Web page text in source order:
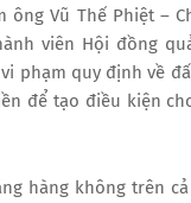
ông Vũ Thế Phiệt –
viên Hội đồng
phạm quy định về
để tạo điều kiện
hàng không trên cả